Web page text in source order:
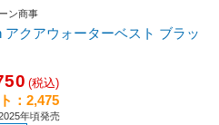
ン商事
アクアウォーターベスト ブラッ
(税込)
：2,475
年頃発売